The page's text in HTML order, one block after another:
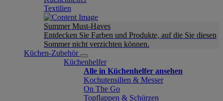
Textilien
Summer Must-Haves
Entdecken Sie Farben und Produkte, auf die Sie diesen
Sommer nicht verzichten können.
Küchen-Zubehör
Küchenhelfer
Alle in Küchenhelfer ansehen
Kochutensilien & Messer
On The Go
Topflappen & Schürzen